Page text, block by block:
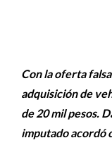
Con la oferta
adquisición de
de 20 mil pesos.
imputado acordó